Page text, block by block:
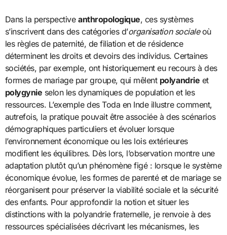
Dans la perspective anthropologique, ces systèmes
s’inscrivent dans des catégories d’organisation socialeoù
les règles de paternité, de filiation et de résidence
déterminent les droits et devoirs des individus. Certaines
sociétés, par exemple, ont historiquement eu recours à des
formes de mariage par groupe, qui mêlent polyandrie et
polygynie selon les dynamiques de population et les
ressources. L’exemple des Toda en Inde illustre comment,
autrefois, la pratique pouvait être associée à des scénarios
démographiques particuliers et évoluer lorsque
l’environnement économique ou les lois extérieures
modifient les équilibres. Dès lors, l’observation montre une
adaptation plutôt qu’un phénomène figé : lorsque le système
économique évolue, les formes de parenté et de mariage se
réorganisent pour préserver la viabilité sociale et la sécurité
des enfants. Pour approfondir la notion et situer les
distinctions with la polyandrie fraternelle, je renvoie à des
ressources spécialisées décrivant les mécanismes, les